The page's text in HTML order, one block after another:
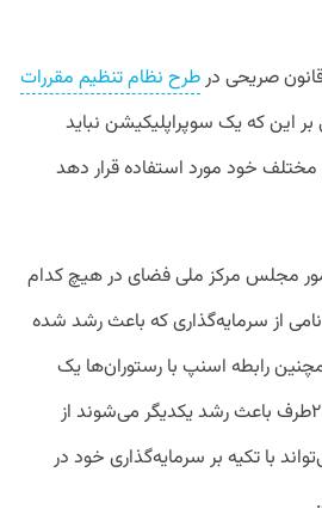
صریحی درطرح نظام تنظیم مقررات
بر این که یک سوپراپلیکیشن نباید
خود مورد استفاده قرار دهد
مجلس مرکز ملی فضای در هیچ کدام
از سرمایه‌گذاری که باعث رشد شده
رابطه اسنپ با رستوران‌ها یک
رابطه ۲طرفه است؛ زیرا هر ۲طرف باعث رشد یکدیگر می‌شوند از
با تکیه بر سرمایه‌گذاری خود در